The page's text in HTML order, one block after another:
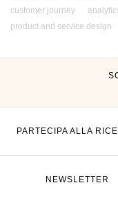
customer journey
product and service design
PARTECIPA ALLA
NEWSLETTER